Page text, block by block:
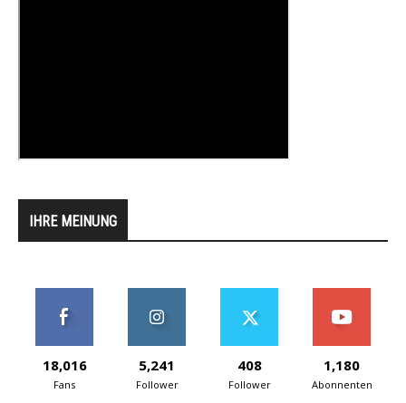
IHRE MEINUNG
18,016
Fans
5,241
Follower
408
Follower
1,180
Abonnenten